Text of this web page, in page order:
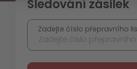
Expresní
a logistická
Zajišťujeme expresní import a
Sledování zásilek
Zadejte číslo přepravního